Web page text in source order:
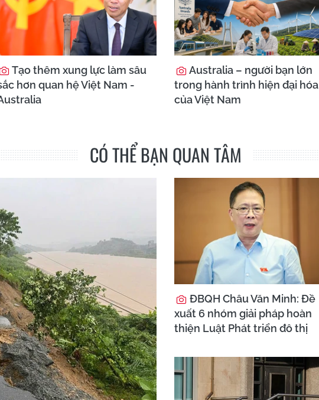
Tạo thêm xung lực làm sâu
hơn quan hệ Việt Nam -
Australia – người bạn lớn
trong hành trình hiện đại hóa
của Việt Nam
CÓ THỂ BẠN QUAN TÂM
ĐBQH Châu Văn Minh: Đề
xuất 6 nhóm giải pháp hoàn
thiện Luật Phát triển đô thị